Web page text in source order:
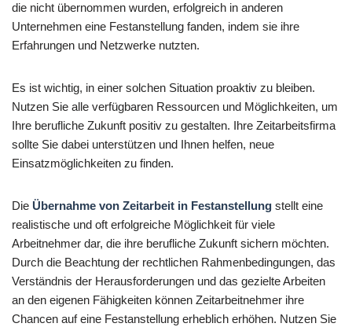
die nicht übernommen wurden, erfolgreich in anderen
Unternehmen eine Festanstellung fanden, indem sie ihre
Erfahrungen und Netzwerke nutzten.
Es ist wichtig, in einer solchen Situation proaktiv zu bleiben.
Nutzen Sie alle verfügbaren Ressourcen und Möglichkeiten, um
Ihre berufliche Zukunft positiv zu gestalten. Ihre Zeitarbeitsfirma
sollte Sie dabei unterstützen und Ihnen helfen, neue
Einsatzmöglichkeiten zu finden.
Die Übernahme von Zeitarbeit in Festanstellung stellt eine
realistische und oft erfolgreiche Möglichkeit für viele
Arbeitnehmer dar, die ihre berufliche Zukunft sichern möchten.
Durch die Beachtung der rechtlichen Rahmenbedingungen, das
Verständnis der Herausforderungen und das gezielte Arbeiten
an den eigenen Fähigkeiten können Zeitarbeitnehmer ihre
Chancen auf eine Festanstellung erheblich erhöhen. Nutzen Sie